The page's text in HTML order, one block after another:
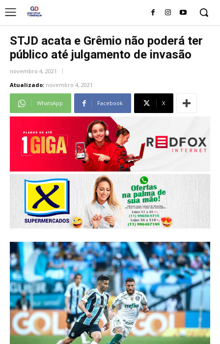
STJD acata e Grêmio não poderá ter
público até julgamento de invasão
novembro 4, 2021
Atualizado: novembro 4, 2021
WhatsApp Facebook X